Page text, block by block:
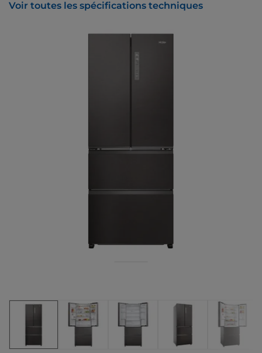
Voir toutes les spécifications techniques